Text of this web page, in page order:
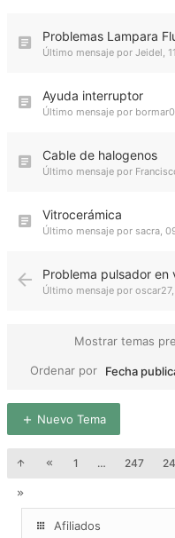
Problemas Lampara
Último mensaje por Jeidel,
Ayuda interruptor
Último mensaje por
Cable de halogenos
Último mensaje por
Vitrocerámica
Último mensaje por sacra,
Problema pulsador en
Último mensaje por oscar27,
Mostrar temas
Ordenar por
Fecha
Nuevo Tema
1 … 247
Afiliados